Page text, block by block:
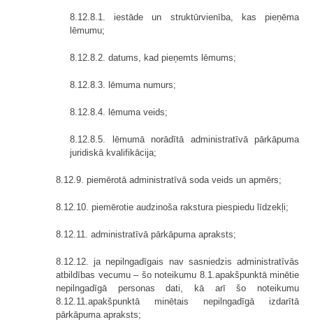
8.12.8.1. iestāde un struktūrvienība, kas pieņēma
lēmumu;
8.12.8.2. datums, kad pieņemts lēmums;
8.12.8.3. lēmuma numurs;
8.12.8.4. lēmuma veids;
8.12.8.5. lēmumā norādītā administratīvā pārkāpuma
juridiskā kvalifikācija;
8.12.9. piemērotā administratīvā soda veids un apmērs;
8.12.10. piemērotie audzinoša rakstura piespiedu līdzekļi;
8.12.11. administratīvā pārkāpuma apraksts;
8.12.12. ja nepilngadīgais nav sasniedzis administratīvās
atbildības vecumu – šo noteikumu 8.1.apakšpunktā minētie
nepilngadīgā personas dati, kā arī šo noteikumu
8.12.11.apakšpunktā minētais nepilngadīgā izdarītā
pārkāpuma apraksts;